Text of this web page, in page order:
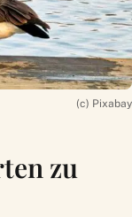
(c) Pixabay
zu